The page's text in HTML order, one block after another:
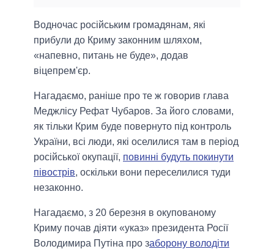
Водночас російським громадянам, які
прибули до Криму законним шляхом,
«напевно, питань не буде», додав
віцепрем'єр.
Нагадаємо, раніше про те ж говорив глава
Меджлісу Рефат Чубаров. За його словами,
як тільки Крим буде повернуто під контроль
України, всі люди, які оселилися там в період
російської окупації, повинні будуть покинути
півострів, оскільки вони переселилися туди
незаконно.
Нагадаємо, з 20 березня в окупованому
Криму почав діяти «указ» президента Росії
Володимира Путіна про заборону володіти